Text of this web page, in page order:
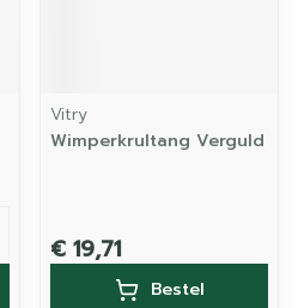
Vitry
Wimperkrultang Verguld
€ 19,71
Bestel